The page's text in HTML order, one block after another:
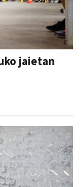
jaietan